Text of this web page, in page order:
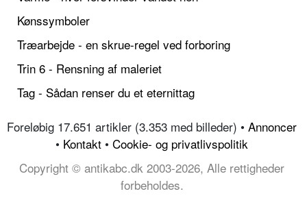
Kønssymboler
Træarbejde - en skrue-regel ved forboring
Trin 6 - Rensning af maleriet
Tag - Sådan renser du et eternittag
Foreløbig 17.651 artikler (3.353 med billeder) • Annoncer
• Kontakt • Cookie- og privatlivspolitik
Copyright © antikabc.dk 2003-2026, Alle rettigheder
forbeholdes.